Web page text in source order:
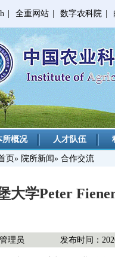
全重网站 数字农科院
所概况 人才队伍
页» 院所新闻» 合作交流
大学Peter
理员 发布时间：